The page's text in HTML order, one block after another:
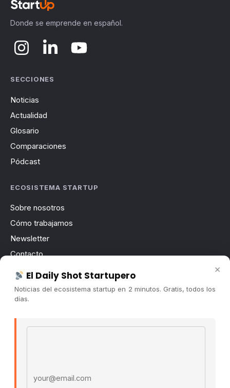
Donde se emprende en español.
SECCIONES
Noticias
Actualidad
Glosario
Comparaciones
Pódcast
ECOSISTEMA STARTUP
Sobre nosotros
Cómo trabajamos
Newsletter
Contacto
Publicidad
Convocatorias
×
El Daily Shot Startupero
Noticias del ecosistema startup en 2 minutos. Gratis, todos los
días.